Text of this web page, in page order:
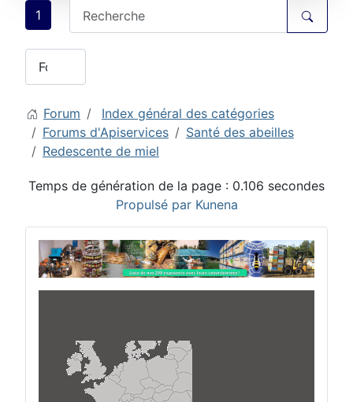
1
Forum
Index général des catégories
Forums d'Apiservices
Santé des abeilles
Redescente de miel
Temps de génération de la page : 0.106 secondes
Propulsé par Kunena